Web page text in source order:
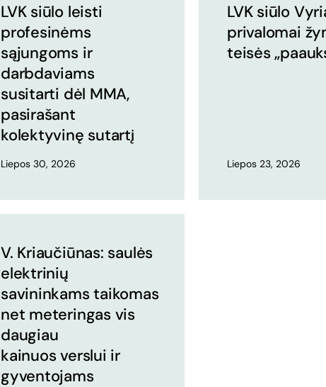
LVK siūlo leisti
profesinėms
sąjungoms ir
darbdaviams
susitarti dėl MMA,
pasirašant
kolektyvinę sutartį
Liepos 30, 2026
LVK siūlo
privalomai
teisės
Liepos 23, 2026
V. Kriaučiūnas: saulės
elektrinių
savininkams taikomas
net meteringas vis
daugiau
kainuos verslui ir
gyventojams